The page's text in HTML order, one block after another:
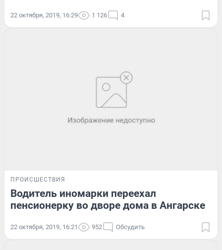
22 октября, 2019, 16:29 1 126 4
ПРОИСШЕСТВИЯ
Водитель иномарки переехал
пенсионерку во дворе дома в Ангарске
22 октября, 2019, 16:21 952 Обсудить